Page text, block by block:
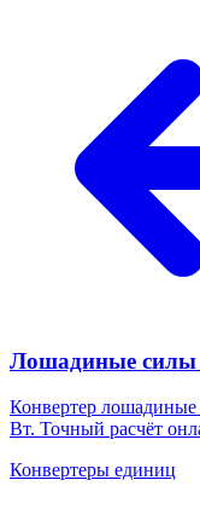
Лошадиные силы
Конвертер
Вт. Точный расчёт
Конвертеры единиц